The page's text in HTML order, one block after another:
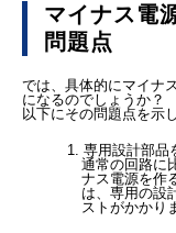
マイナス電
問題点
では、具体的にマイナ
になるのでしょうか？
以下にその問題点を示
1. 専用設計部品
通常の回路に
ナス電源を作
は、専用の設
ストがかかり